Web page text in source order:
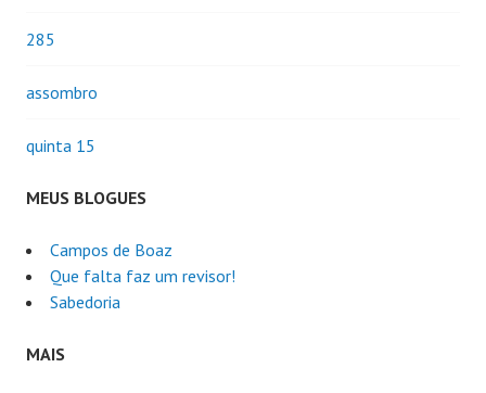
285
assombro
quinta 15
MEUS BLOGUES
Campos de Boaz
Que falta faz um revisor!
Sabedoria
MAIS